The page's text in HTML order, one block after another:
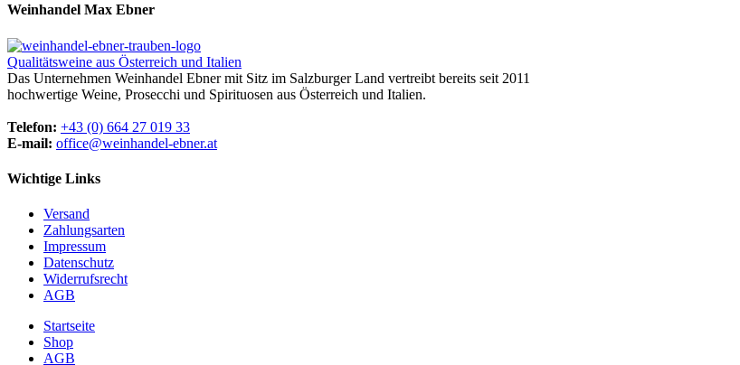
Weinhandel Max Ebner
Qualitätsweine aus Österreich und Italien
Das Unternehmen Weinhandel Ebner mit Sitz im Salzburger Land vertreibt bereits seit 2011
hochwertige Weine, Prosecchi und Spirituosen aus Österreich und Italien.
Telefon: +43 (0) 664 27 019 33
E-mail: office@weinhandel-ebner.at
Wichtige Links
Versand
Zahlungsarten
Impressum
Datenschutz
Widerrufsrecht
AGB
Startseite
Shop
AGB